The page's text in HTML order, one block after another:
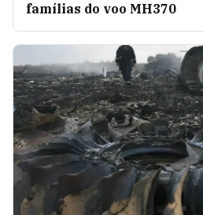
famílias do voo MH370